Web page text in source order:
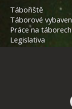
Tábořiště
Táborové
Práce na táborech
Legislativa